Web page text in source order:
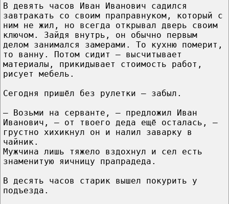
В девять часов Иван Иванович садился
завтракать со своим праправнуком, который с
ним не жил, но всегда открывал дверь своим
ключом. Зайдя внутрь, он обычно первым
делом занимался замерами. То кухню померит,
то ванну. Потом сидит — высчитывает
материалы, прикидывает стоимость работ,
рисует мебель.
Сегодня пришёл без рулетки — забыл.
— Возьми на серванте, — предложил Иван
Иванович, — от твоего деда ещё осталась, —
грустно хихикнул он и налил заварку в
чайник.
Мужчина лишь тяжело вздохнул и сел есть
знаменитую яичницу прапрадеда.
В десять часов старик вышел покурить у
подъезда.